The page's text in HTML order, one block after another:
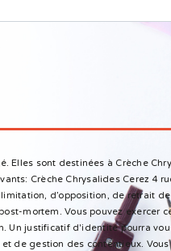
Elles sont destinées à Crèche
Crèche Chrysalides Cerez 4
d’opposition, de retrait
mortem. Vous pouvez exercer
Un justificatif d'identité pourra
de gestion des contentieux.